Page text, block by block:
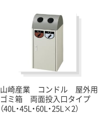
山崎産業 コンドル 屋外用
ゴミ箱 両面投入口タイプ
（40L・45L・60L・25L×2）